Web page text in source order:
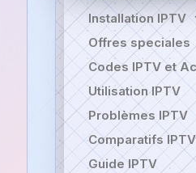
Installation IPTV
Offres speciales
Codes IPTV et
Utilisation IPTV
Problèmes IPTV
Comparatifs IPTV
Guide IPTV